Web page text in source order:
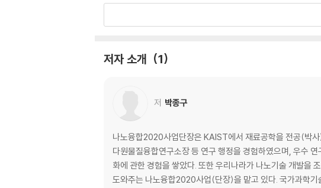
01. 딥테크의 성격과 특징
02. 주목받고 있는 딥테크 스타트업
그래프코어 | 깅코 바이오위크 | 데스크톱 메탈 | 란자테크 | 릴
나노테크놀로지 | 시보그 테크놀로지스 | 아이온큐 | 액시엄 스
머젠 | 차지포인트 | 카본 | 퀀텀스케 이프 | 테라파워 | 파이퀀
저자 소개 1
저 박종구
나노융합2020사업단장은 KAIST에서 재료공학을 전공(박
다원물질융합연구소장 등 연구 행정을 경험하였으며, 우수
화에 관한 경험을 쌓았다. 또한 우리나라가 나노기술 개발을
도와주는 나노융합2020사업(단장)을 맡고 있다. 국가과학기